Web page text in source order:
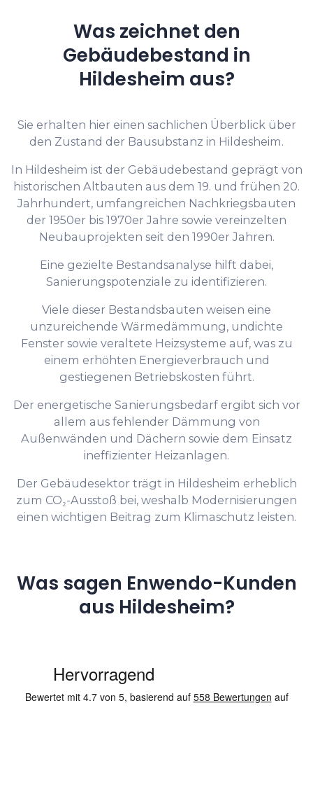
Was zeichnet den
Gebäudebestand in
Hildesheim aus?
Sie erhalten hier einen sachlichen Überblick über
den Zustand der Bausubstanz in Hildesheim.
In Hildesheim ist der Gebäudebestand geprägt von
historischen Altbauten aus dem 19. und frühen 20.
Jahrhundert, umfangreichen Nachkriegsbauten
der 1950er bis 1970er Jahre sowie vereinzelten
Neubauprojekten seit den 1990er Jahren.
Eine gezielte Bestandsanalyse hilft dabei,
Sanierungspotenziale zu identifizieren.
Viele dieser Bestandsbauten weisen eine
unzureichende Wärmedämmung, undichte
Fenster sowie veraltete Heizsysteme auf, was zu
einem erhöhten Energieverbrauch und
gestiegenen Betriebskosten führt.
Der energetische Sanierungsbedarf ergibt sich vor
allem aus fehlender Dämmung von
Außenwänden und Dächern sowie dem Einsatz
ineffizienter Heizanlagen.
Der Gebäudesektor trägt in Hildesheim erheblich
zum CO₂-Ausstoß bei, weshalb Modernisierungen
einen wichtigen Beitrag zum Klimaschutz leisten.
Was sagen Enwendo-Kunden
aus Hildesheim?